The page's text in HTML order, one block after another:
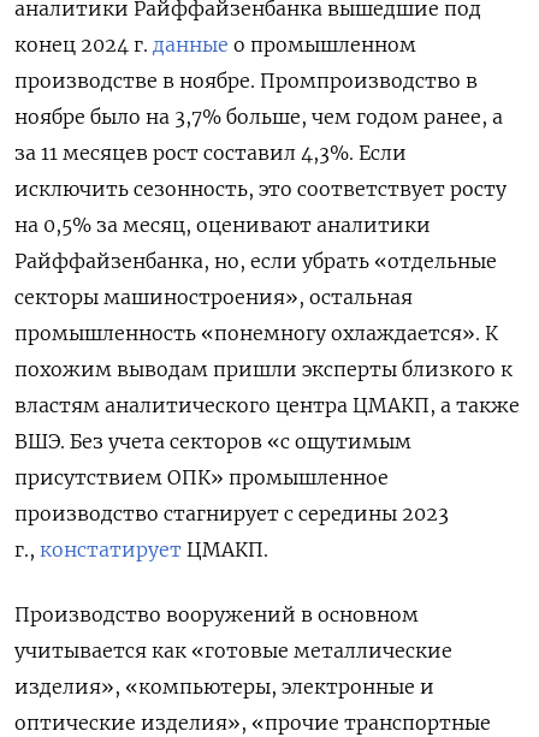
аналитики Райффайзенбанка вышедшие под
конец 2024 г. данные о промышленном
производстве в ноябре. Промпроизводство в
ноябре было на 3,7% больше, чем годом ранее, а
за 11 месяцев рост составил 4,3%. Если
исключить сезонность, это соответствует росту
на 0,5% за месяц, оценивают аналитики
Райффайзенбанка, но, если убрать «отдельные
секторы машиностроения», остальная
промышленность «понемногу охлаждается». К
похожим выводам пришли эксперты близкого к
властям аналитического центра ЦМАКП, а также
ВШЭ. Без учета секторов «с ощутимым
присутствием ОПК» промышленное
производство стагнирует с середины 2023
г., констатирует ЦМАКП.
Производство вооружений в основном
учитывается как «готовые металлические
изделия», «компьютеры, электронные и
оптические изделия», «прочие транспортные